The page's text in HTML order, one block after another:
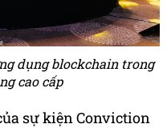
dụng blockchain trong
cao cấp
sự kiện Conviction